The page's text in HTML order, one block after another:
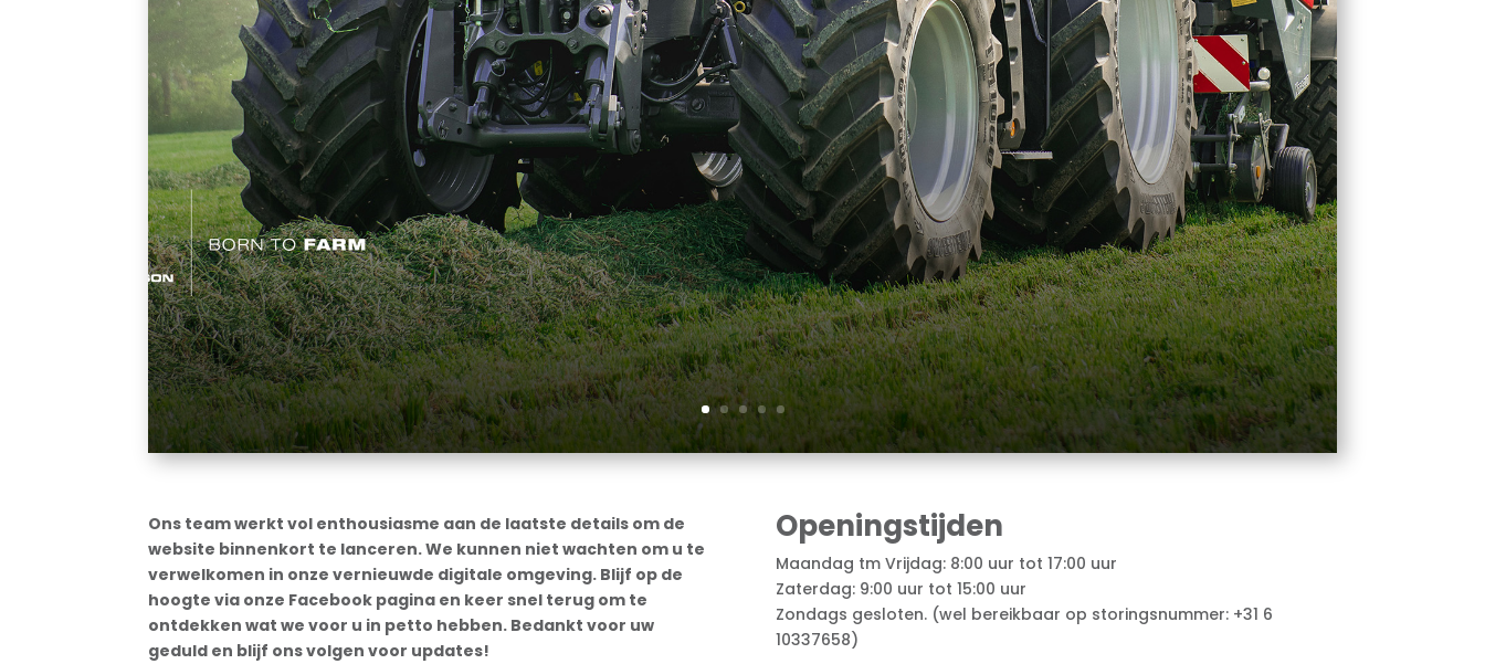
Ons team werkt vol enthousiasme aan de laatste details om de
website binnenkort te lanceren. We kunnen niet wachten om u te
verwelkomen in onze vernieuwde digitale omgeving. Blijf op de
hoogte via onze Facebook pagina en keer snel terug om te
ontdekken wat we voor u in petto hebben. Bedankt voor uw
geduld en blijf ons volgen voor updates!
Openingstijden
Maandag tm Vrijdag: 8:00 uur tot 17:00 uur
Zaterdag: 9:00 uur tot 15:00 uur
Zondags gesloten. (wel bereikbaar op storingsnummer: +31 6
10337658)